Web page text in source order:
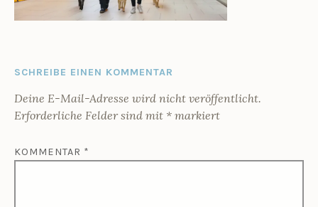
SCHREIBE EINEN KOMMENTAR
Deine E-Mail-Adresse wird nicht veröffentlicht.
Erforderliche Felder sind mit * markiert
KOMMENTAR *